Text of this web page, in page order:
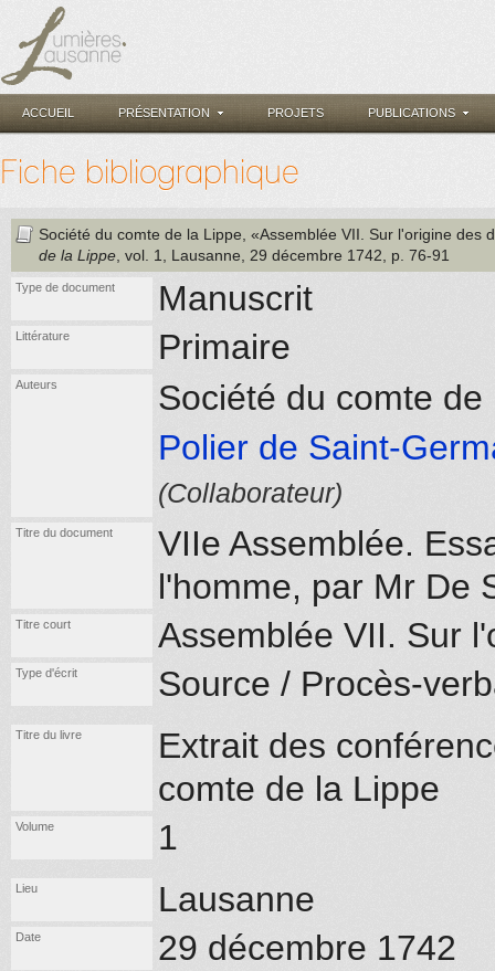
ACCUEIL PRÉSENTATION PROJETS PUBLICATIONS
Fiche bibliographique
Société du comte de la Lippe , «Assemblée VII. Sur l'origine
de la Lippe , vol. 1 , Lausanne , 29 décembre 1742 , p. 76-91
Type de document Manuscrit
Littérature Primaire
Auteurs
Société du comte
Polier de Saint-
(Collaborateur)
Titre du document
VIIe Assemblée.
l'homme, par Mr De
Titre court Assemblée VII. Sur
Type d'écrit Source / Procès-
Titre du livre
Extrait des
comte de la Lippe
Volume 1
Lieu Lausanne
Date 29 décembre 1742